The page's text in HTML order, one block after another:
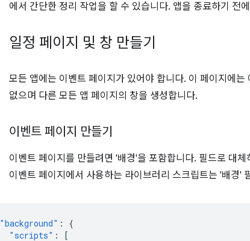
에서 간단한 정리 작업을 할 수 있습니다. 앱을 종료하기 전
일정 페이지 및 창 만들기
모든 앱에는 이벤트 페이지가 있어야 합니다. 이 페이지에
없으며 다른 모든 앱 페이지의 창을 생성합니다.
이벤트 페이지 만들기
이벤트 페이지를 만들려면 '배경'을 포함합니다. 필드로 대
이벤트 페이지에서 사용하는 라이브러리 스크립트는 '배경'
"background" :
{
"scripts" :
[